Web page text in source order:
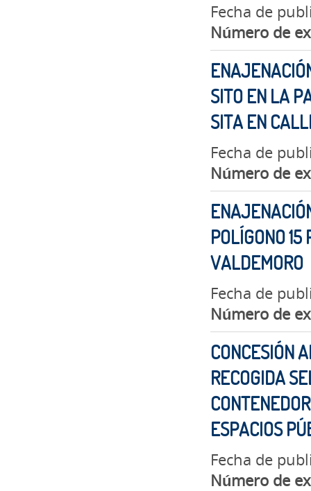
Fecha de
Número de
SITO EN LA
SITA EN
Fecha de
Número de
POLÍGONO
VALDEMORO
Fecha de
Número de
CONCESIÓN
RECOGIDA
ESPACIOS
Fecha de
Número de